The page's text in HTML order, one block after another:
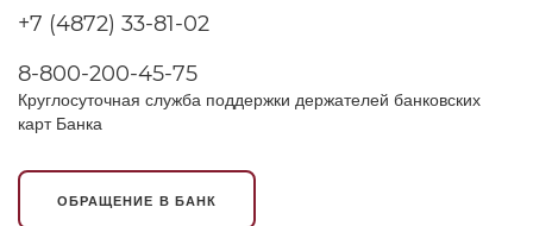
+7 (4872) 33-81-02
8-800-200-45-75
Круглосуточная служба поддержки держателей банковских
карт Банка
ОБРАЩЕНИЕ В БАНК